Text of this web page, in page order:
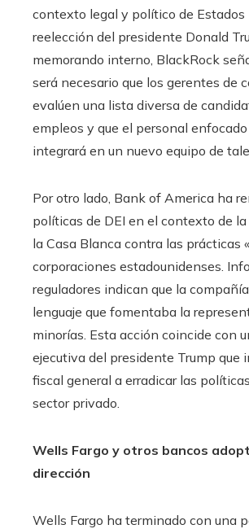
contexto legal y político de Estados
reelección del presidente Donald
memorando interno, BlackRock
será necesario que los gerentes de
evalúen una lista diversa de
empleos y que el personal
integrará en un nuevo equipo de
Por otro lado, Bank of America ha
políticas de DEI en el contexto de
la Casa Blanca contra las prácticas
corporaciones estadounidenses.
reguladores indican que la
lenguaje que fomentaba la
minorías. Esta acción coincide con
ejecutiva del presidente Trump que
fiscal general a erradicar las
sector privado.
Wells Fargo y otros bancos
dirección
Wells Fargo ha terminado con una